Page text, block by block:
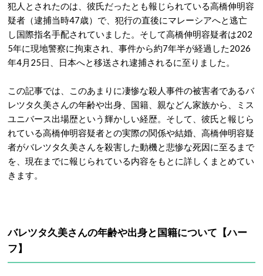
犯人とされたのは、彼氏だったとも報じられている高橋伸明容
疑者（逮捕当時47歳）で、犯行の直後にマレーシアへと逃亡
し国際指名手配されていました。 そして高橋伸明容疑者は202
5年に現地警察に拘束され、 事件から約7年半が経過した2026
年4月25日、日本へと移送され逮捕されるに至りました 。
この記事では、このあまりに凄惨な殺人事件の被害者であるバ
レツタ久美さんの年齢や出身、国籍、親などん家族から、ミス
ユニバース出場歴という輝かしい経歴。そして、彼氏と報じら
れている高橋伸明容疑者との実際の関係や結婚、高橋伸明容疑
者がバレツタ久美さんを殺害した動機と悲惨な死因に至るまで
を、現在までに報じられている内容をもとに詳しくまとめてい
きます。
バレツタ久美さんの年齢や出身と国籍について【ハー
フ】